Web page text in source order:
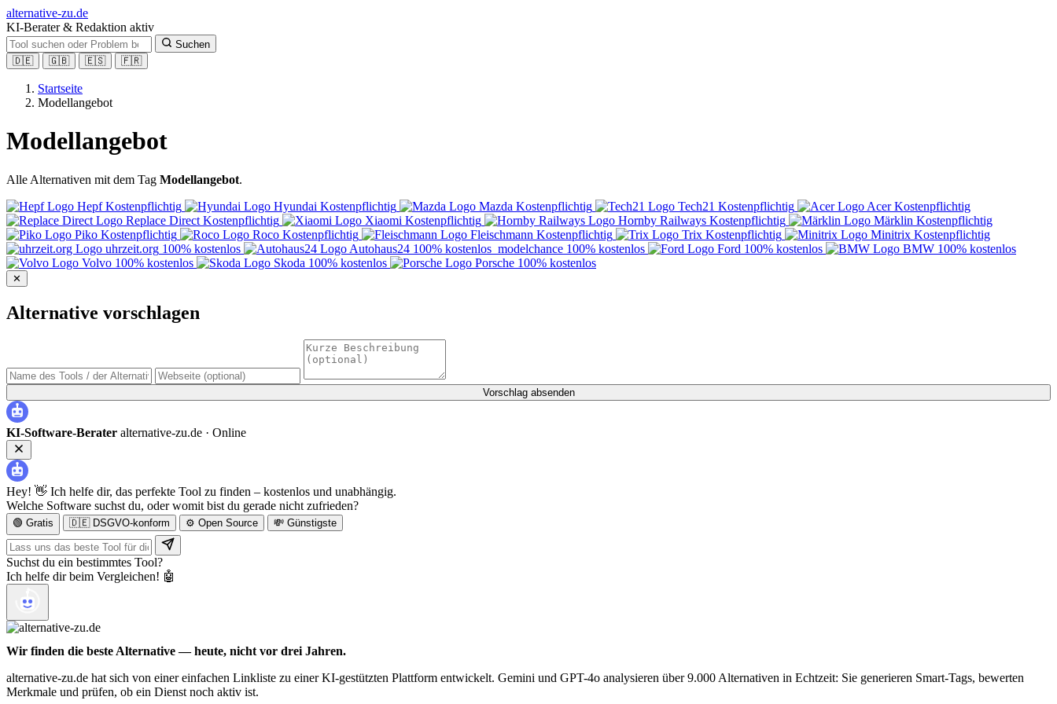
alternative-zu.de
KI-Berater & Redaktion aktiv
Suchen
🇩🇪
🇬🇧 🇪🇸 🇫🇷
Startseite
Modellangebot
Modellangebot
Alle Alternativen mit dem Tag Modellangebot.
Hepf Kostenpflichtig Hyundai Kostenpflichtig Mazda Kostenpflichtig Tech21 Kostenpflichtig Acer Kostenpflichtig
Replace Direct Kostenpflichtig Xiaomi Kostenpflichtig Hornby Railways Kostenpflichtig Märklin Kostenpflichtig
Piko Kostenpflichtig Roco Kostenpflichtig Fleischmann Kostenpflichtig Trix Kostenpflichtig Minitrix Kostenpflichtig
uhrzeit.org 100% kostenlos Autohaus24 100% kostenlos modelchance 100% kostenlos Ford 100% kostenlos BMW 100% kostenlos
Volvo 100% kostenlos Skoda 100% kostenlos Porsche 100% kostenlos
✕
Alternative vorschlagen
Vorschlag absenden
KI-Software-Berater alternative-zu.de · Online
Hey! 👋 Ich helfe dir, das perfekte Tool zu finden – kostenlos und unabhängig.
Welche Software suchst du, oder womit bist du gerade nicht zufrieden?
🟢 Gratis 🇩🇪 DSGVO-konform ⚙️ Open Source 💸 Günstigste
Suchst du ein bestimmtes Tool?
Ich helfe dir beim Vergleichen! 🤖
Wir finden die beste Alternative — heute, nicht vor drei Jahren.
alternative-zu.de hat sich von einer einfachen Linkliste zu einer KI-gestützten Plattform entwickelt. Gemini und GPT-4o analysieren über 9.000 Alternativen in Echtzeit: Sie generieren Smart-Tags, bewerten
Merkmale und prüfen, ob ein Dienst noch aktiv ist.